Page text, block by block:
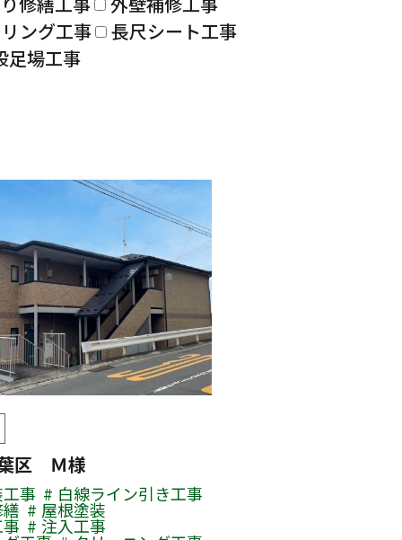
ング工事
長尺シート工事
足場工事
区 Ｍ様
事 白線ライン引き工事
屋根塗装
注入工事